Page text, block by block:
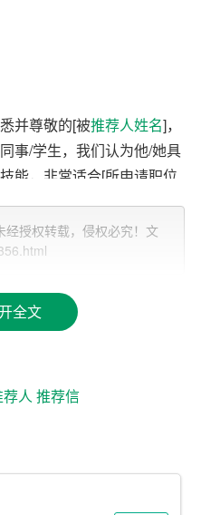
并尊敬的[被推荐人姓名]，
事/学生，我们认为他/她具
能，非常适合[所申请职位
的学术素养和人际交往能
担任[职位名称]，积累了丰
作/学习单位]期间，积极
务能力和执行力。他/她善
经授权转载，侵权必究！文
全文
人 推荐信